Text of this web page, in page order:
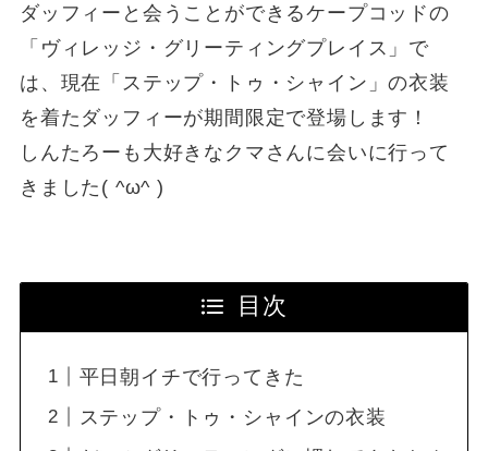
ダッフィーと会うことができるケープコッドの
「ヴィレッジ・グリーティングプレイス」で
は、現在「ステップ・トゥ・シャイン」の衣装
を着たダッフィーが期間限定で登場します！
しんたろーも大好きなクマさんに会いに行って
きました( ^ω^ )
目次
平日朝イチで行ってきた
ステップ・トゥ・シャインの衣装